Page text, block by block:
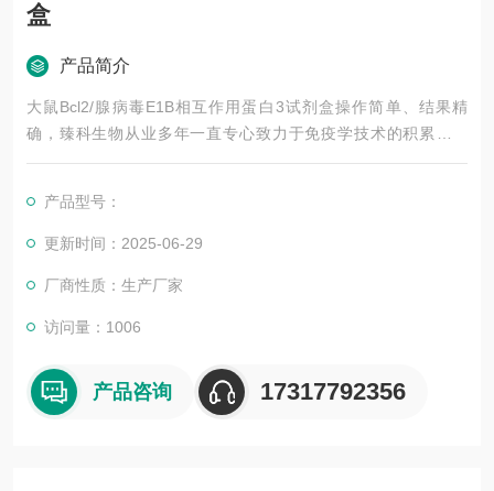
盒
产品简介
大鼠Bcl2/腺病毒E1B相互作用蛋白3试剂盒操作简单、结果精
确，臻科生物从业多年一直专心致力于免疫学技术的积累与发
展，以其优质的产品质量与专业的技术服务，赢得业内广大人士
的合作关系，共同努力合作共赢。
产品型号：
更新时间：2025-06-29
厂商性质：生产厂家
访问量：1006
产品咨询 17317792356